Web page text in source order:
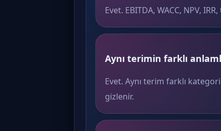
Evet. EBITDA, WACC, NPV,
Aynı terimin farklı
Evet. Aynı terim farklı
gizlenir.